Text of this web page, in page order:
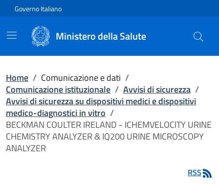
Vai direttamente al contenuto
Governo Italiano
Ministero della Salute
Home / Comunicazione e dati /
Comunicazione istituzionale / Avvisi di sicurezza /
Avvisi di sicurezza su dispositivi medici e dispositivi
medico-diagnostici in vitro /
BECKMAN COULTER IRELAND - ICHEMVELOCITY URINE
CHEMISTRY ANALYZER & IQ200 URINE MICROSCOPY
ANALYZER
RSS